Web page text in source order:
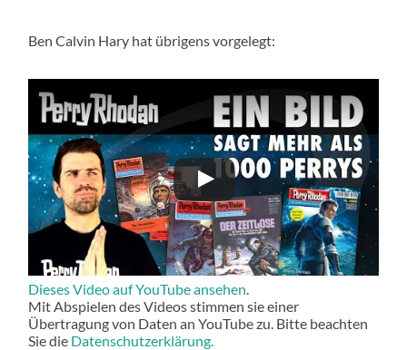
Ben Calvin Hary hat übrigens vorgelegt:
Dieses Video auf YouTube ansehen
Mit Abspielen des Videos stimmen sie einer
Übertragung von Daten an YouTube zu. Bitte beachten
Sie die Datenschutzerklärung.